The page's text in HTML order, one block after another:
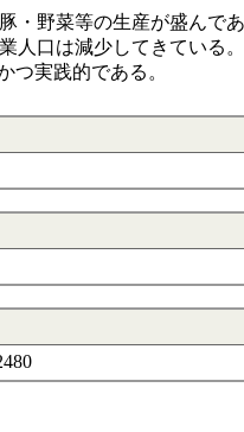
・野菜等の生産が盛んであ
人口は減少してきている
つ実践的である。